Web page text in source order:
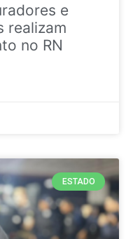
e
realizam
no RN
ESTADO